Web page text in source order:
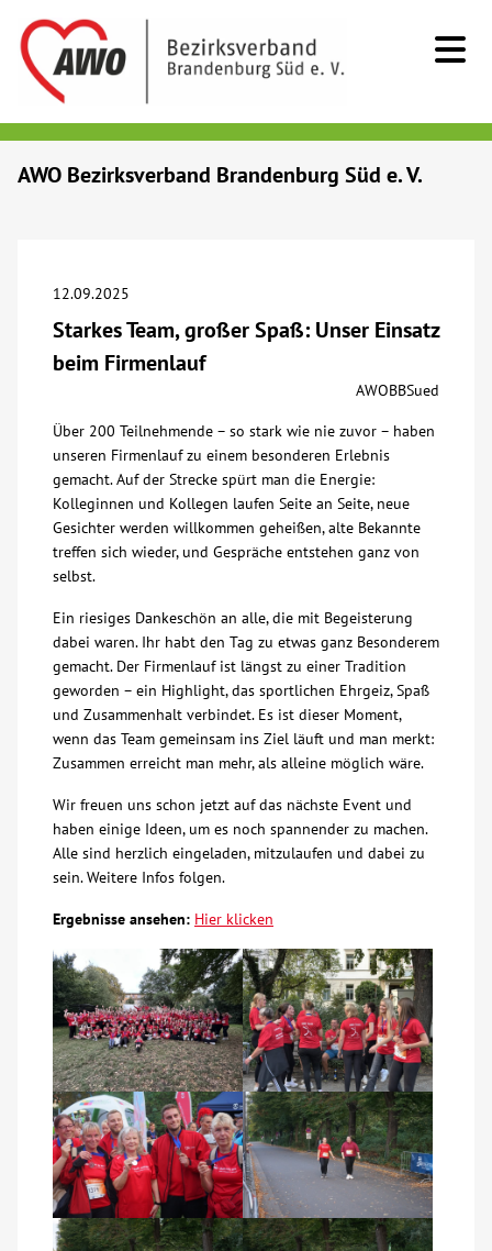
Beratung & Hilfe
Bildung
Über uns
Spenden
Mitmachen
Ausbildung
Suche
Kontakt
AWO BB Süd
AWO Bezirksverband Brandenburg Süd e. V.
12.09.2025
Starkes Team, großer Spaß: Unser Einsatz
beim Firmenlauf
AWOBBSued
Über 200 Teilnehmende – so stark wie nie zuvor – haben
unseren Firmenlauf zu einem besonderen Erlebnis
gemacht. Auf der Strecke spürt man die Energie:
Kolleginnen und Kollegen laufen Seite an Seite, neue
Gesichter werden willkommen geheißen, alte Bekannte
treffen sich wieder, und Gespräche entstehen ganz von
selbst.
Ein riesiges Dankeschön an alle, die mit Begeisterung
dabei waren. Ihr habt den Tag zu etwas ganz Besonderem
gemacht. Der Firmenlauf ist längst zu einer Tradition
geworden – ein Highlight, das sportlichen Ehrgeiz, Spaß
und Zusammenhalt verbindet. Es ist dieser Moment,
wenn das Team gemeinsam ins Ziel läuft und man merkt:
Zusammen erreicht man mehr, als alleine möglich wäre.
Wir freuen uns schon jetzt auf das nächste Event und
haben einige Ideen, um es noch spannender zu machen.
Alle sind herzlich eingeladen, mitzulaufen und dabei zu
sein. Weitere Infos folgen.
Ergebnisse ansehen: Hier klicken